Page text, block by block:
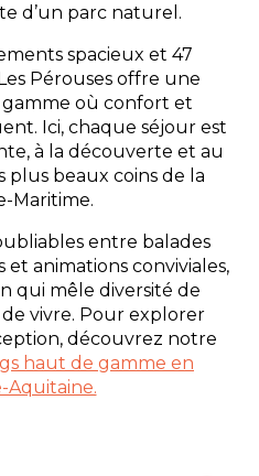
d’un parc naturel.
spacieux et 47
Pérouses offre une
où confort et
Ici, chaque séjour est
à la découverte et au
plus beaux coins de la
Maritime.
entre balades
et animations conviviales,
qui mêle diversité de
vivre. Pour explorer
découvrez notre
haut de gamme en
Aquitaine.